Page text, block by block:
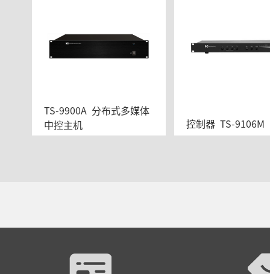
TS-9900A  分布式多媒体
中控主机
控制器  TS-9106M